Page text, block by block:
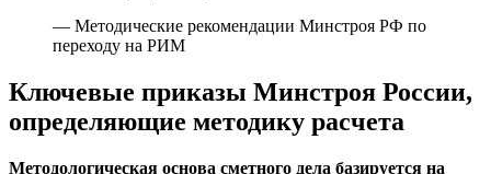
— Методические рекомендации Минстроя РФ по
переходу на РИМ
Ключевые приказы Минстроя России,
определяющие методику расчета
Методологическая основа сметного дела базируется на